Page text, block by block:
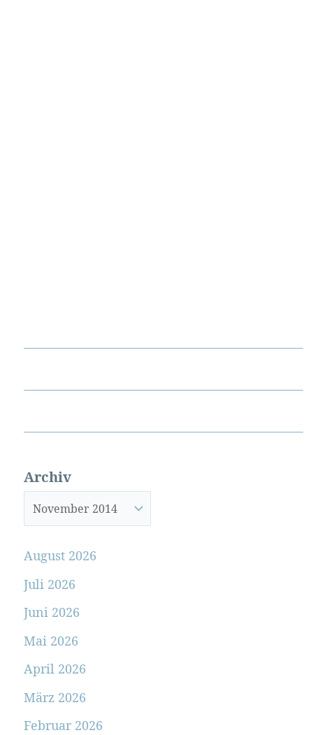
Archiv
August 2026
Juli 2026
Juni 2026
Mai 2026
April 2026
März 2026
Februar 2026